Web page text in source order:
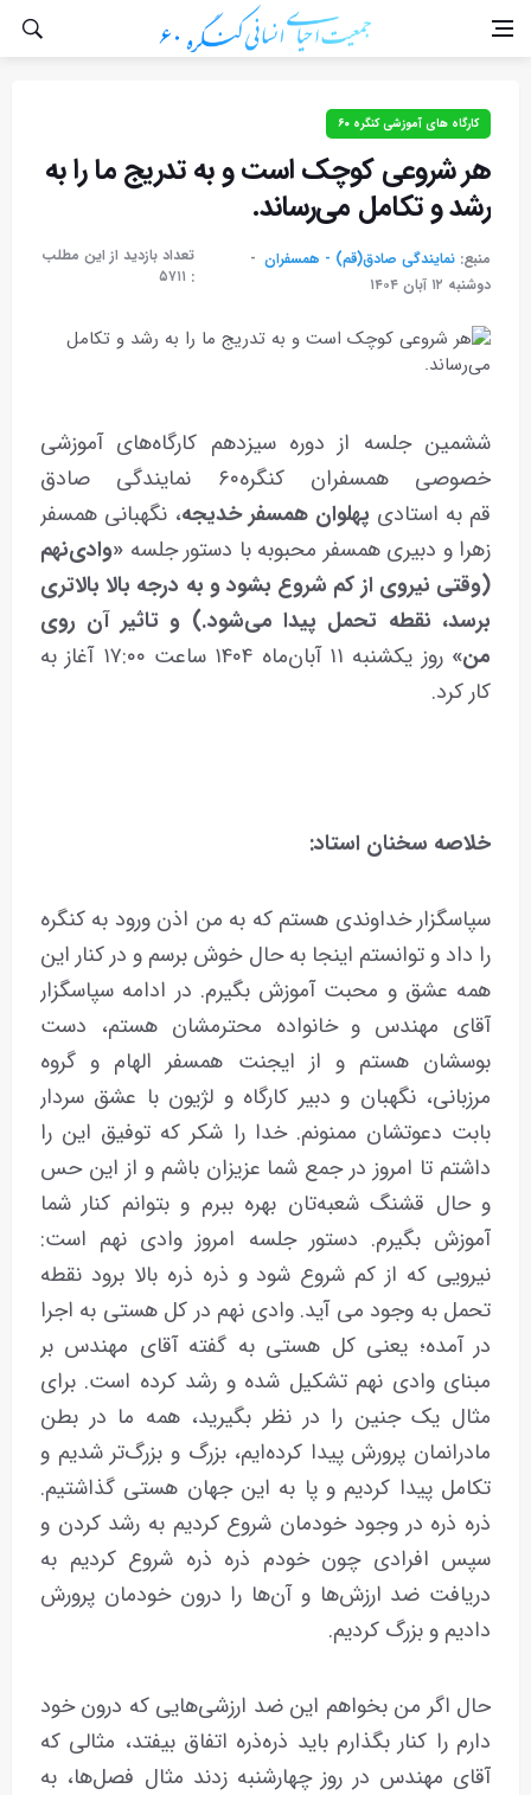
کارگاه های آموزشی کنگره ۶۰
هر شروعی کوچک است و به تدریج ما را به
رشد و تکامل می‌رساند.
منبع: نمایندگی صادق(قم) - همسفران
دوشنبه ۱۲ آبان ۱۴۰۴
تعداد بازدید از این مطلب
: ۵۷۱۱
ششمین جلسه از دوره سیزدهم کارگاه‌های آموزشی
خصوصی همسفران کنگره۶۰ نمایندگی صادق
قم به استادی پهلوان همسفر خدیجه، نگهبانی همسفر
زهرا و دبیری همسفر محبوبه با دستور جلسه «وادی‌نهم
(وقتی نیروی از کم شروع بشود و به درجه بالا بالاتری
برسد، نقطه تحمل پیدا می‌شود.) و تاثیر آن روی
من»
روز‌‌‌ یکشنبه ۱۱ آبان‌ماه ۱۴۰۴ ساعت ۱۷:۰۰ آغاز به
کار کرد.
خلاصه سخنان استاد:
سپاسگزار خداوندی هستم که به من اذن ورود به کنگره
را داد و توانستم اینجا به حال خوش برسم و در کنار این
همه عشق و محبت آموزش بگیرم. در ادامه سپاسگزار
آقای مهندس و خانواده محترمشان هستم، دست
بوسشان هستم و از ایجنت همسفر الهام و گروه
مرزبانی، نگهبان و دبیر کارگاه و لژیون با عشق سردار
بابت دعوتشان ممنونم. خدا را شکر که توفیق این را
داشتم تا امروز در جمع شما عزیزان باشم و از این حس
و حال قشنگ شعبه‌تان بهره ببرم و بتوانم کنار شما
آموزش بگیرم. دستور جلسه امروز وادی نهم است:
نیرویی که از کم شروع شود و ذره ذره بالا برود نقطه‌
تحمل به وجود می آید. وادی نهم در کل هستی به اجرا
در آمده؛ یعنی کل هستی به گفته‌ آقای مهندس بر
مبنای وادی نهم تشکیل شده و رشد کرده است. برای
مثال یک جنین را در نظر بگیرید، همه‌ ما در بطن
مادرانمان پرورش پیدا کرده‌ایم، بزرگ و بزرگ‌تر شدیم و
تکامل پیدا کردیم و پا به این جهان هستی گذاشتیم.
ذره ذره در وجود خودمان شروع کردیم به رشد کردن و
سپس افرادی چون خودم ذره ذره شروع کردیم به
دریافت ضد ارزش‌ها و آن‌ها را درون خودمان پرورش
دادیم و بزرگ کردیم.
حال اگر من بخواهم این ضد ارزشی‌هایی که درون خود
دارم را کنار بگذارم باید ذره‌ذره اتفاق بیفتد، مثالی که
آقای مهندس در روز چهارشنبه زدند مثال فصل‌ها، به